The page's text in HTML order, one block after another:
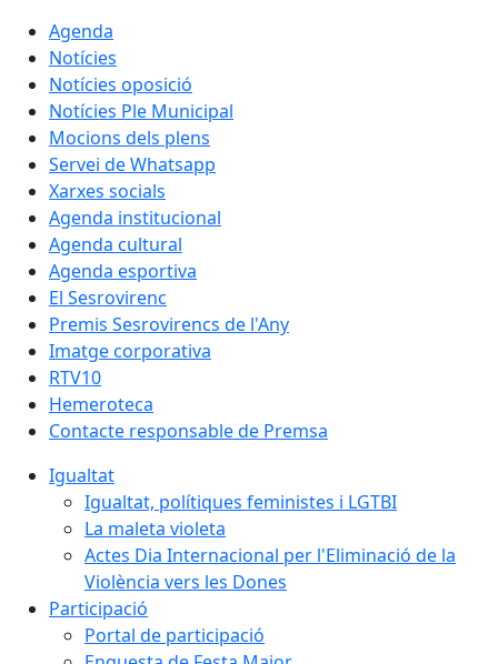
Agenda
Notícies
Notícies oposició
Notícies Ple Municipal
Mocions dels plens
Servei de Whatsapp
Xarxes socials
Agenda institucional
Agenda cultural
Agenda esportiva
El Sesrovirenc
Premis Sesrovirencs de l'Any
Imatge corporativa
RTV10
Hemeroteca
Contacte responsable de Premsa
Igualtat
Igualtat, polítiques feministes i LGTBI
La maleta violeta
Actes Dia Internacional per l'Eliminació de la
Violència vers les Dones
Participació
Portal de participació